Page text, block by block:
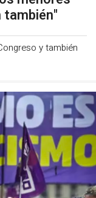
y también